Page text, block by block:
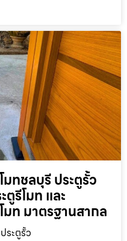
ทชลบุรี ประตูรั้ว
รีโมท และ
มท มาตรฐานสากล
ระตูรั้ว